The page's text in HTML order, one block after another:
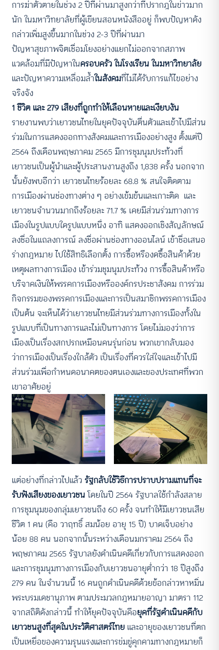
การฆ่าตัวตายในช่วง 2 ปีที่ผ่านมาสูงกว่าที่ปรากฎในข่าวมาก
นัก ในมหาวิทยาลัยที่ผู้เขียนสอนหนังสืออยู่ ก็พบปัญหาดัง
กล่าวเพิ่มสูงขึ้นมากในช่วง 2-3 ปีที่ผ่านมา
ปัญหาสุขภาพจิตเชื่อมโยงอย่างแยกไม่ออกจากสภาพ
แวดล้อมที่มีปัญหาในครอบครัว ในโรงเรียน ในมหาวิทยาลัย
และปัญหาความเหลื่อมล้ำในสังคมที่ไม่ได้รับการแก้ไขอย่าง
จริงจัง
1 ชีวิต และ 279 เสียงที่ถูกทำให้เลือนหายและเงียบงัน
รายงานพบว่าเยาวชนไทยในยุคปัจจุบันตื่นตัวและเข้าไปมีส่วน
ร่วมในการแสดงออกทางสังคมและการเมืองอย่างสูง ตั้งแต่ปี
2564 ถึงเดือนพฤษภาคม 2565 มีการชุมนุมประท้วงที่
เยาวชนเป็นผู้นำและผู้ประสานงานสูงถึง 1,838 ครั้ง นอกจาก
นั้นยังพบอีกว่า เยาวชนไทยร้อยละ 68.8 % สนใจติดตาม
การเมืองผ่านช่องทางต่าง ๆ อย่างเข้มข้นและเกาะติด และ
เยาวชนจำนวนมากถึงร้อยละ 71.7 % เคยมีส่วนร่วมทางการ
เมืองในรูปแบบใดรูปแบบหนึ่ง อาทิ แสดงออกเชิงสัญลักษณ์
ลงชื่อในแถลงการณ์ ลงชื่อผ่านช่องทางออนไลน์ เข้าชื่อเสนอ
ร่างกฎหมาย ไปใช้สิทธิเลือกตั้ง การซื้อหรืองดซื้อสินค้าด้วย
เหตุผลทางการเมือง เข้าร่วมชุมนุมประท้วง การซื้อสินค้าหรือ
บริจาคเงินให้พรรคการเมืองหรือองค์กรประชาสังคม การร่วม
กิจกรรมของพรรคการเมืองและการเป็นสมาชิกพรรคการเมือง
เป็นต้น จะเห็นได้ว่าเยาวชนไทยมีส่วนร่วมทางการเมืองทั้งใน
รูปแบบที่เป็นทางการและไม่เป็นทางการ โดยไม่มองว่าการ
เมืองเป็นเรื่องสกปรกเหมือนคนรุ่นก่อน พวกเขากลับมอง
ว่าการเมืองเป็นเรื่องใกล้ตัว เป็นเรื่องที่ควรใส่ใจและเข้าไปมี
ส่วนร่วมเพื่อกำหนดอนาคตของตนเองและของประเทศที่พวก
เขาอาศัยอยู่
แต่อย่างที่กล่าวไปแล้ว รัฐกลับใช้วิธีการปราบปรามแทนที่จะ
รับฟังเสียงของเยาวชนโดยในปี 2564 รัฐบาลใช้กำลังสลาย
การชุมนุมของกลุ่มเยาวชนถึง 60 ครั้ง จนทำให้มีเยาวชนเสีย
ชีวิต 1 คน (คือ วาฤทธิ์ สมน้อย อายุ 15 ปี) บาดเจ็บอย่าง
น้อย 88 คน นอกจากนั้นระหว่างเดือนมกราคม 2564 ถึง
พฤษภาคม 2565 รัฐบาลยังดำเนินคดีเกี่ยวกับการแสดงออก
และการชุมนุมทางการเมืองกับเยาวชนอายุต่ำกว่า 18 ปีสูงถึง
279 คน ในจำนวนนี้ 16 คนถูกดำเนินคดีด้วยข้อกล่าวหาหมิ่น
พระบรมเดชานุภาพ ตามประมวลกฎหมายอาญา มาตรา 112
จากสถิติดังกล่าวนี้ ทำให้ยุคปัจจุบันคือยุคที่รัฐดำเนินคดีกับ
เยาวชนสูงที่สุดในประวัติศาสตร์ไทย และอายุของเยาวชนที่ตก
เป็นเหยื่อของความรุนแรงและการข่มขู่คุกคามทางกฎหมายก็